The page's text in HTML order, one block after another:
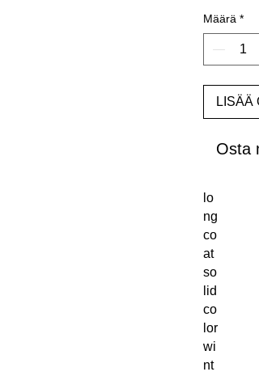
Määrä *
LISÄÄ
Osta
lo
ng
co
at
so
lid
co
lor
wi
nt